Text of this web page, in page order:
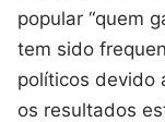
popular “quem
tem sido
políticos devido
os resultados